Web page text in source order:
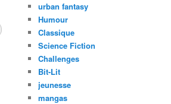
urban fantasy
Humour
Classique
Science Fiction
Challenges
Bit-Lit
jeunesse
mangas